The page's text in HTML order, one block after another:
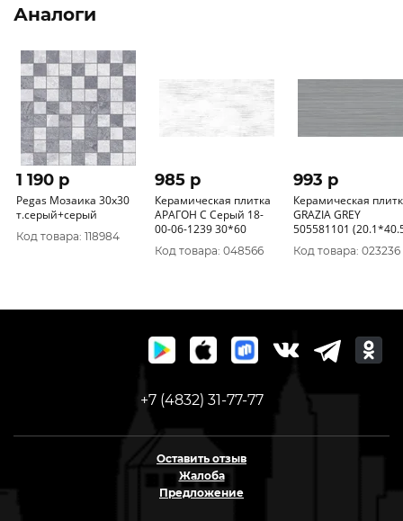
Аналоги
1 190 p
Pegas Мозаика 30х30
т.серый+серый
Код товара: 118984
985 p
Керамическая плитка
АРАГОН С Серый 18-
00-06-1239 30*60
Код товара: 048566
993 p
Керамическая
GRAZIA GREY
505581101
Код товара: 023236
+7 (4832) 31-77-77
Оставить отзыв
Жалоба
Предложение